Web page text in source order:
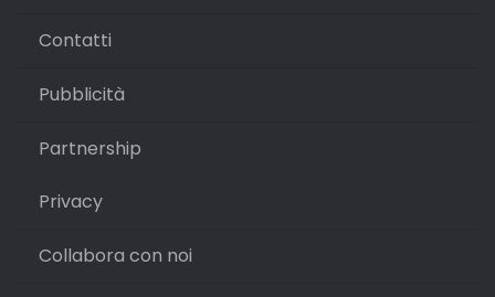
Contatti
Pubblicità
Partnership
Privacy
Collabora con noi